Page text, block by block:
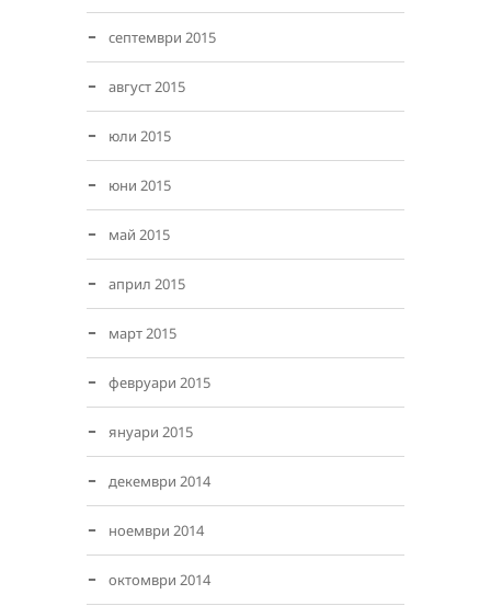
септември 2015
август 2015
юли 2015
юни 2015
май 2015
април 2015
март 2015
февруари 2015
януари 2015
декември 2014
ноември 2014
октомври 2014